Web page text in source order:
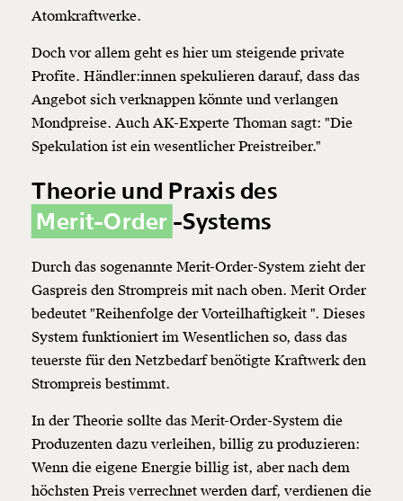
Atomkraftwerke.
Doch vor allem geht es hier um steigende private
Profite. Händler:innen spekulieren darauf, dass das
Angebot sich verknappen könnte und verlangen
Mondpreise. Auch AK-Experte Thoman sagt: "Die
Spekulation ist ein wesentlicher Preistreiber."
Theorie und Praxis des
Merit-Order -Systems
Durch das sogenannte Merit-Order-System zieht der
Gaspreis den Strompreis mit nach oben. Merit Order
bedeutet "Reihenfolge der Vorteilhaftigkeit ". Dieses
System funktioniert im Wesentlichen so, dass das
teuerste für den Netzbedarf benötigte Kraftwerk den
Strompreis bestimmt.
In der Theorie sollte das Merit-Order-System die
Produzenten dazu verleihen, billig zu produzieren:
Wenn die eigene Energie billig ist, aber nach dem
höchsten Preis verrechnet werden darf, verdienen die